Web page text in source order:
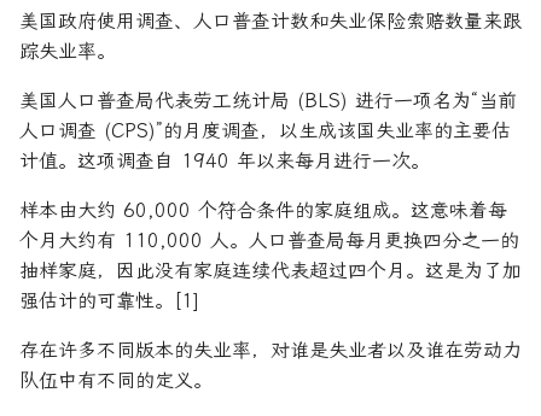
美国政府使用调查、人口普查计数和失业保险索赔数量来跟
踪失业率。
美国人口普查局代表劳工统计局 (BLS) 进行一项名为“当前
人口调查 (CPS)”的月度调查，以生成该国失业率的主要估
计值。这项调查自 1940 年以来每月进行一次。
样本由大约 60,000 个符合条件的家庭组成。这意味着每
个月大约有 110,000 人。人口普查局每月更换四分之一的
抽样家庭，因此没有家庭连续代表超过四个月。这是为了加
强估计的可靠性。[1]
存在许多不同版本的失业率，对谁是失业者以及谁在劳动力
队伍中有不同的定义。